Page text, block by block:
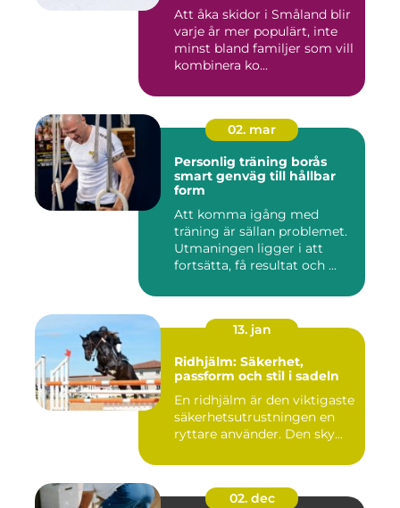
Att åka skidor i Småland blir
varje år mer populärt, inte
minst bland familjer som vill
kombinera ko...
02. mar
Personlig träning borås
smart genväg till hållbar
form
Att komma igång med
träning är sällan problemet.
Utmaningen ligger i att
fortsätta, få resultat och ...
13. jan
Ridhjälm: Säkerhet,
passform och stil i sadeln
En ridhjälm är den viktigaste
säkerhetsutrustningen en
ryttare använder. Den sky...
02. dec